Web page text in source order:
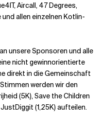
Aircall, 47 Degrees,
und allen einzelnen Kotlin-
unsere Sponsoren und alle
nicht gewinnorientierte
direkt in die Gemeinschaft
werden wir den
(5K), Save the Children
(1,25K) aufteilen.